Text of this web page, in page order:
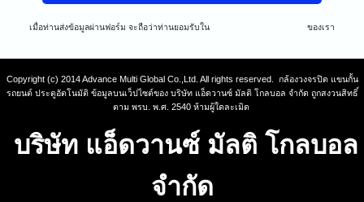
เมื่อท่านส่งข้อมูลผ่านฟอร์ม จะถือว่าท่านยอมรับในนโยบายความเป็นส่วนตัว ของเรา
Copyright (c) 2014 Advance Multi Global Co.,Ltd. All rights reserved. กล้องวงจรปิด แขนกั้น
รถยนต์ ประตูอัตโนมัติ ข้อมูลบนเว็ปไซต์ของ บริษัท แอ็ดวานซ์ มัลติ โกลบอล จำกัด ถูกสงวนสิทธิ์
ตาม พรบ. พ.ศ. 2540 ห้ามผู้ใดละเมิด
บริษัท แอ็ดวานซ์ มัลติ โกลบอล
จำกัด